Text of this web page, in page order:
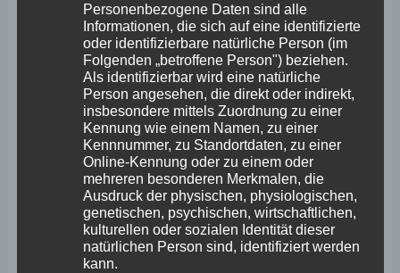
Rechtliche Spielräume für die
Entlastung der Kommunen in der
Asyl- und Flüchtlingsproblematik
nutzen
Stephan Wefelscheid
Gesetzinitiative der FREIEN WÄHLER zur Änderung des
Landesaufnahmegesetzes MAINZ. 70 Prozent der
Rheinland-Pfälzerinnen und Rheinland-Pfälzer stellen in
Personenbezogene Daten sind alle
Informationen, die sich auf eine identifizierte
oder identifizierbare natürliche Person (im
Folgenden „betroffene Person") beziehen.
Als identifizierbar wird eine natürliche
Person angesehen, die direkt oder indirekt,
insbesondere mittels Zuordnung zu einer
Kennung wie einem Namen, zu einer
Kennnummer, zu Standortdaten, zu einer
Online-Kennung oder zu einem oder
mehreren besonderen Merkmalen, die
Ausdruck der physischen, physiologischen,
genetischen, psychischen, wirtschaftlichen,
kulturellen oder sozialen Identität dieser
natürlichen Person sind, identifiziert werden
kann.